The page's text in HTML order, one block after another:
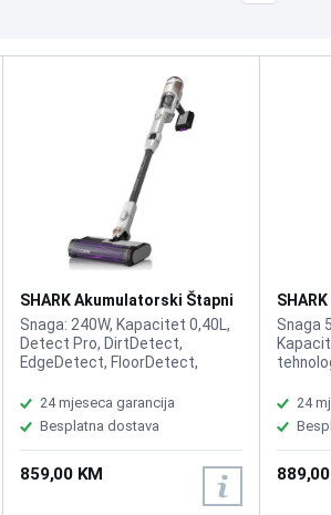
SHARK Akumulatorski Štapni
Usisivač Detect Pro
IW1611EU
Snaga: 240W, Kapacitet 0,40L,
Detect Pro, DirtDetect,
EdgeDetect, FloorDetect,
čišćenja, Anti-Allergen sistem,
Univerzalna četka, Anti Hair
Wrap tehnologija, Trajanje
baterije: Do 60 minuta,
Fleksibilna ručka, Težina 2.8kg
24 mjeseca garancija
Besplatna dostava
859,00 KM
Snaga
cijev,
2u1,
24